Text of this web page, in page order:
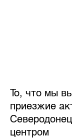
То, что мы
приезжие
центром